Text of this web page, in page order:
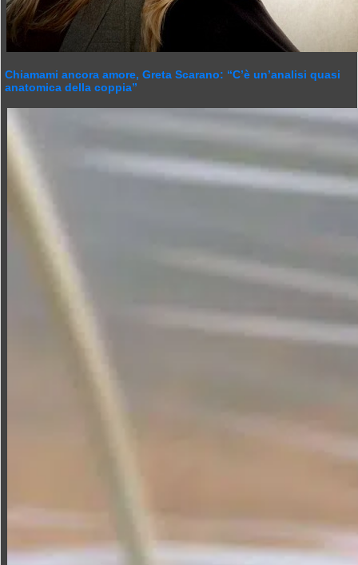
Chiamami ancora amore, Greta Scarano: “C’è un’analisi quasi
anatomica della coppia”